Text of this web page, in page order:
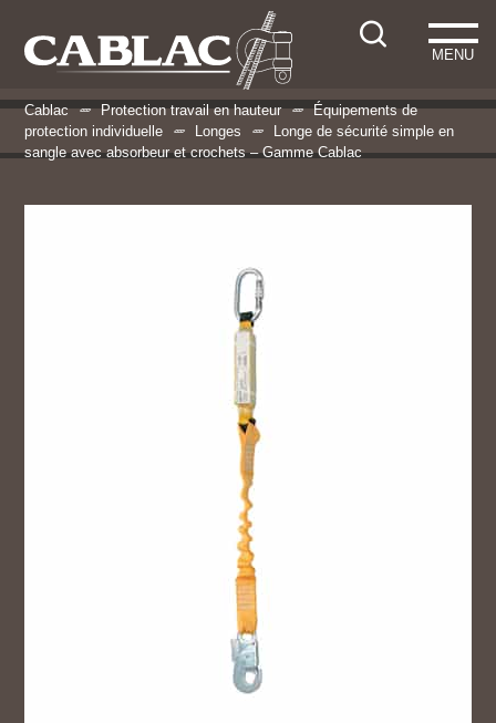
MENU
Cablac Protection travail en hauteur
Équipements de
protection individuelle
Longes
Longe de sécurité simple en
sangle avec absorbeur et crochets – Gamme Cablac